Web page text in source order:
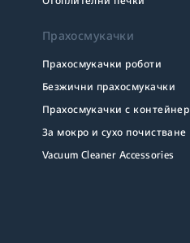
Прахосмукачки
Прахосмукачки роботи
Безжични прахосмукачки
Прахосмукачки с контейнер
За мокро и сухо почистване
Vacuum Cleaner Accessories